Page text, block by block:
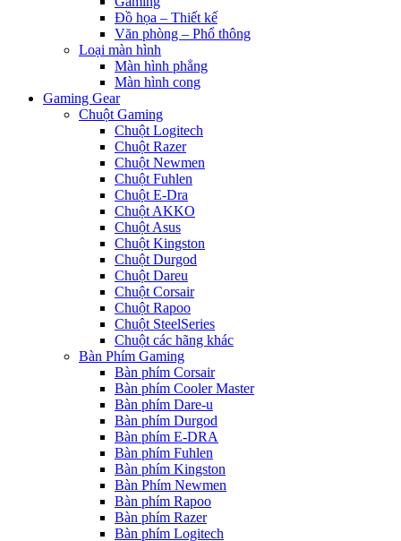
Đồ họa – Thiết kế
Văn phòng – Phổ thông
Loại màn hình
Màn hình phẳng
Màn hình cong
Gaming Gear
Chuột Gaming
Chuột Logitech
Chuột Razer
Chuột Newmen
Chuột Fuhlen
Chuột E-Dra
Chuột AKKO
Chuột Asus
Chuột Kingston
Chuột Durgod
Chuột Dareu
Chuột Corsair
Chuột Rapoo
Chuột SteelSeries
Chuột các hãng khác
Bàn Phím Gaming
Bàn phím Corsair
Bàn phím Cooler Master
Bàn phím Dare-u
Bàn phím Durgod
Bàn phím E-DRA
Bàn phím Fuhlen
Bàn phím Kingston
Bàn Phím Newmen
Bàn phím Rapoo
Bàn phím Razer
Bàn phím Logitech